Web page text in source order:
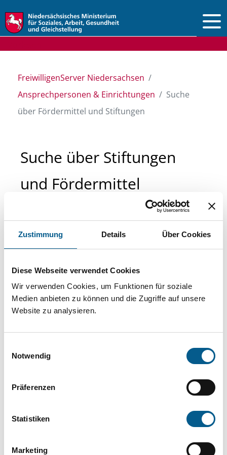
Zustimmung Details Über Cookies
Diese Webseite verwendet Cookies
Wir verwenden Cookies, um Funktionen für soziale
Medien anbieten zu können und die Zugriffe auf unsere
Website zu analysieren.
Notwendig
Präferenzen
Statistiken
Marketing
FreiwilligenServer Niedersachsen
Ansprechpersonen & Einrichtungen
Suche
über Fördermittel und Stiftungen
Suche über Stiftungen
und Fördermittel
Sie suchen finanzielle Unterstützung für ein
Projekt oder ein Vorhaben? Hier können Sie
direkt über unsere Fördermitteldatenbank und
Stiftungsdatenbank recherchieren. Bei der
Suche bitte die Groß- und Kleinschreibung
beachten.
Bitte Suchbegriff eingeben. Ergebnisse
können durch die Wahl von Bereichen oder
Suchen